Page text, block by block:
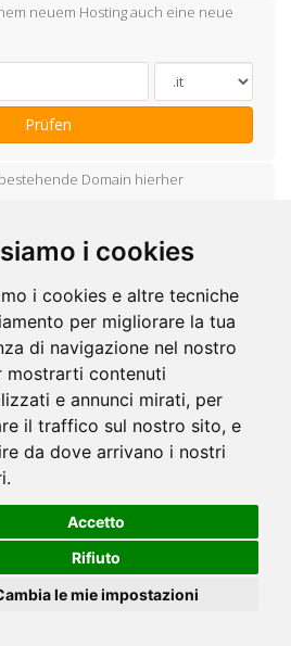
i cookies
i cookies e altre tecniche
per migliorare la tua
di navigazione nel nostro
mostrarti contenuti
e annunci mirati, per
il traffico sul nostro sito, e
da dove arrivano i nostri
Accetto
Rifiuto
le mie impostazioni
neuem Hosting auch eine neue
Prüfen
Domain hierher
von Ihrem aktuellen Registrar.
beim aktuellen Registrar lassen
anspassen.
Elettronica|Mappa
S.p.A. - Divisione .Cloud - P.IVA